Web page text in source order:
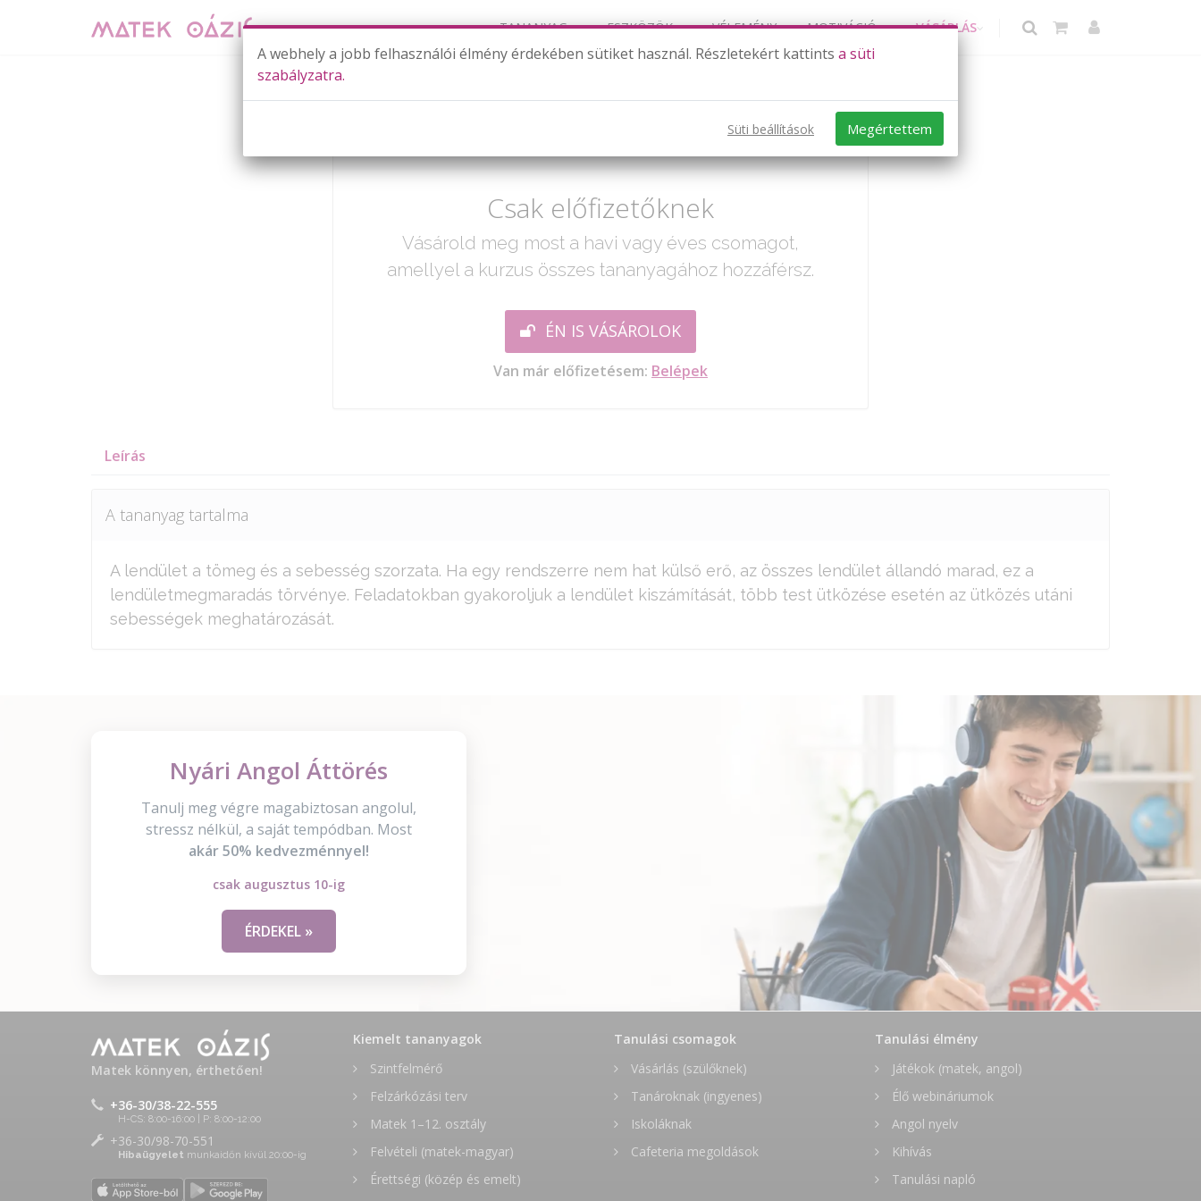
TANANYAG ESZKÖZÖK VÉLEMÉNY MOTIVÁCIÓ VÁSÁRLÁS
Csak előfizetőknek
Vásárold meg most a havi vagy éves csomagot,
amellyel a kurzus összes tananyagához hozzáférsz.
ÉN IS VÁSÁROLOK
Van már előfizetésem: Belépek
Leírás
A tananyag tartalma
A lendület a tömeg és a sebesség szorzata. Ha egy rendszerre nem hat külső erő, az összes lendület állandó marad, ez a
lendületmegmaradás törvénye. Feladatokban gyakoroljuk a lendület kiszámítását, több test ütközése esetén az ütközés utáni
sebességek meghatározását.
Nyári Angol Áttörés
Tanulj meg végre magabiztosan angolul,
stressz nélkül, a saját tempódban. Most
akár 50% kedvezménnyel!
csak augusztus 10-ig
ÉRDEKEL »
Matek könnyen, érthetően!
+36-30/38-22-555
H-CS: 8:00-16:00 | P: 8:00-12:00
+36-30/98-70-551
Hibaügyelet munkaidőn kívül 20:00-ig
Kiemelt tananyagok
Szintfelmérő
Felzárkózási terv
Matek 1–12. osztály
Felvételi (matek-magyar)
Érettségi (közép és emelt)
Tanulási csomagok
Vásárlás (szülőknek)
Tanároknak (ingyenes)
Iskoláknak
Cafeteria megoldások
Tanulási élmény
Játékok (matek, angol)
Élő webináriumok
Angol nyelv
Kihívás
Tanulási napló
A webhely a jobb felhasználói élmény érdekében sütiket használ. Részletekért kattints a süti
szabályzatra.
Süti beállítások Megértettem